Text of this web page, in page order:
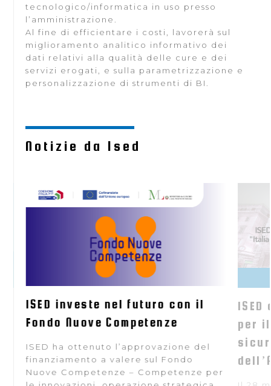
tecnologico/informatica in uso presso
l’amministrazione.
Al fine di efficientare i costi, lavorerà sul
miglioramento analitico informativo dei
dati relativi alla qualità delle cure e dei
servizi erogati, e sulla parametrizzazione e
personalizzazione di strumenti di BI.
Notizie da Ised
ISED investe nel futuro con il
Fondo Nuove Competenze
ISED ha ottenuto l’approvazione del
finanziamento a valere sul Fondo
Nuove Competenze – Competenze per
per